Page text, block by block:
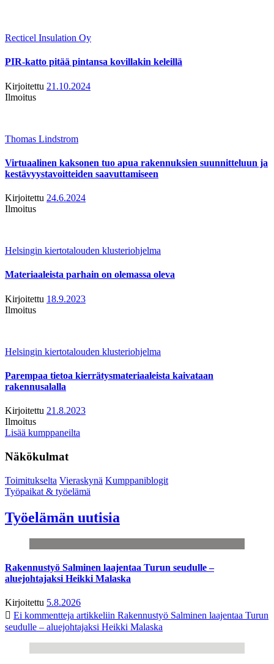
Recticel Insulation Oy
PIR-katto pitää pintansa kovillakin keleillä
Kirjoitettu 21.10.2024
Ilmoitus
Thomas Lindstrom
Virtuaalinen kaksonen tuo apua rakennuksien suunnitteluun ja
kestävyystavoitteiden saavuttamiseen
Kirjoitettu 24.6.2024
Ilmoitus
Helsingin kiertotalouden klusteriohjelma
Materiaaleista parhain on olemassa oleva
Kirjoitettu 18.9.2023
Ilmoitus
Helsingin kiertotalouden klusteriohjelma
Parempaa tietoa kierrätysmateriaaleista kaivataan
rakennusalalla
Kirjoitettu 21.8.2023
Ilmoitus
Lisää kumppaneilta
Näkökulmat
Toimitukselta Vieraskynä Kumppaniblogit
Työpaikat & työelämä
Työelämän uutisia
Rakennustyö Salminen laajentaa Turun seudulle –
aluejohtajaksi Heikki Malaska
Kirjoitettu 5.8.2026
Ei kommentteja artikkeliin Rakennustyö Salminen laajentaa Turun
seudulle – aluejohtajaksi Heikki Malaska